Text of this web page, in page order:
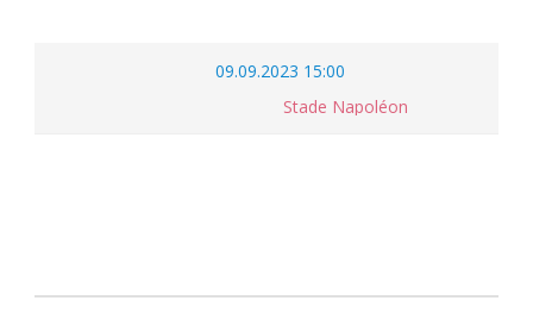
09.09.2023 15:00
Stade Napoléon